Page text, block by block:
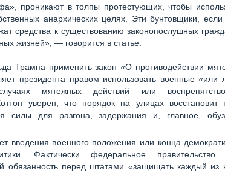
проникают в толпы протестующих, чтобы
анархических целях. Эти бунтовщики,
средства к существованию законопослушных
жизней», — говорится в статье.
Трампа применить закон «О противодействии
президента правом использовать военные «или
мятежных действий или
уверен, что порядок на улицах восстановит
силы для разгона, задержания и, главное,
введения военного положения или конца
Фактически федеральное правительство
обязанность перед штатами «защищать каждый из